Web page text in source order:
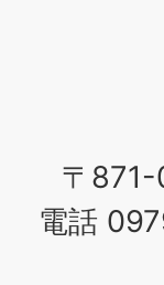
〒871-
電話